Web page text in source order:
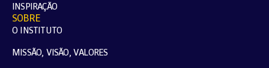
INSPIRAÇÃO
SOBRE
O INSTITUTO
MISSÃO, VISÃO, VALORES